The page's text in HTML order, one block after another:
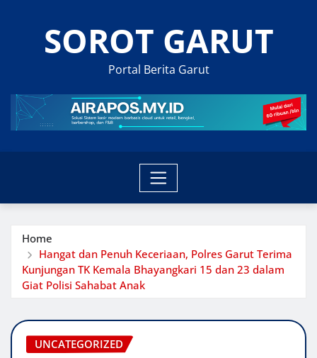
SOROT GARUT
Portal Berita Garut
Home
Hangat dan Penuh Keceriaan, Polres Garut Terima
Kunjungan TK Kemala Bhayangkari 15 dan 23 dalam
Giat Polisi Sahabat Anak
UNCATEGORIZED